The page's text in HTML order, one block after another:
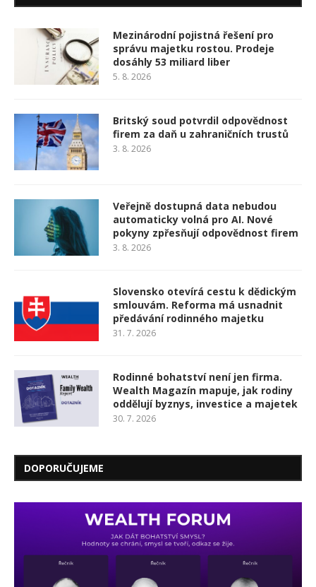
Mezinárodní pojistná řešení pro
správu majetku rostou. Prodeje
dosáhly 53 miliard liber
5. 8. 2026
Britský soud potvrdil odpovědnost
firem za daň u zahraničních trustů
3. 8. 2026
Veřejně dostupná data nebudou
automaticky volná pro AI. Nové
pokyny zpřesňují odpovědnost firem
3. 8. 2026
Slovensko otevírá cestu k dědickým
smlouvám. Reforma má usnadnit
předávání rodinného majetku
31. 7. 2026
Rodinné bohatství není jen firma.
Wealth Magazín mapuje, jak rodiny
oddělují byznys, investice a majetek
30. 7. 2026
DOPORUČUJEME